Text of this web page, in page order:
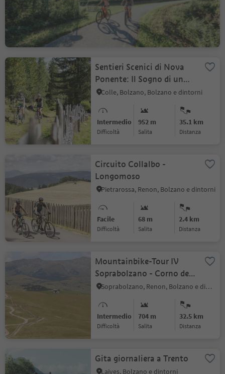
Facile
Difficoltà
10 m
Salita
30.8 km
distanza
Sentieri Scenici di Nova
Ponente: Il Sogno di un
Ciclista
Colle, Bolzano, Bolzano e dintorni
Intermedio
Difficoltà
952 m
Salita
35.1 km
distanza
Circuito Collalbo -
Longomoso
Pietrarossa, Renon, Bolzano e dintorni
Facile
Difficoltà
68 m
Salita
2.4 km
distanza
Mountainbike-Tour IV
Soprabolzano - Corno del
Renon
Soprabolzano, Renon, Bolzano e dintorni
Intermedio
Difficoltà
704 m
Salita
32.5 km
distanza
Gita giornaliera a Trento
Laives, Bolzano e dintorni